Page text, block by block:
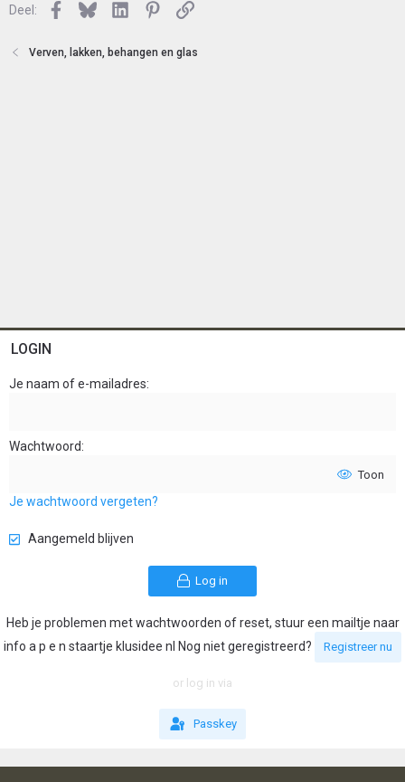
Deel: Facebook
BlueskyLinkedInPinterest
Link
Verven, lakken, behangen en glas
LOGIN
Je naam of e-mailadres
Wachtwoord
Toon
Je wachtwoord vergeten?
Aangemeld blijven
Log in
Heb je problemen met wachtwoorden of reset, stuur een mailtje naar
info a p e n staartje klusidee nl Nog niet geregistreerd?
Registreer nu
or log in via
Passkey